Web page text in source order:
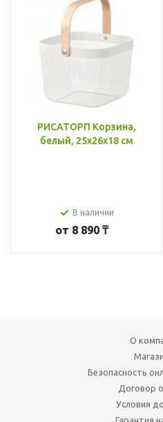
РИСАТОРП Корзина,
белый, 25x26x18 см
В наличии
от 8 890 ₸
О
Безопасность
Договор
Условия
Гарантия